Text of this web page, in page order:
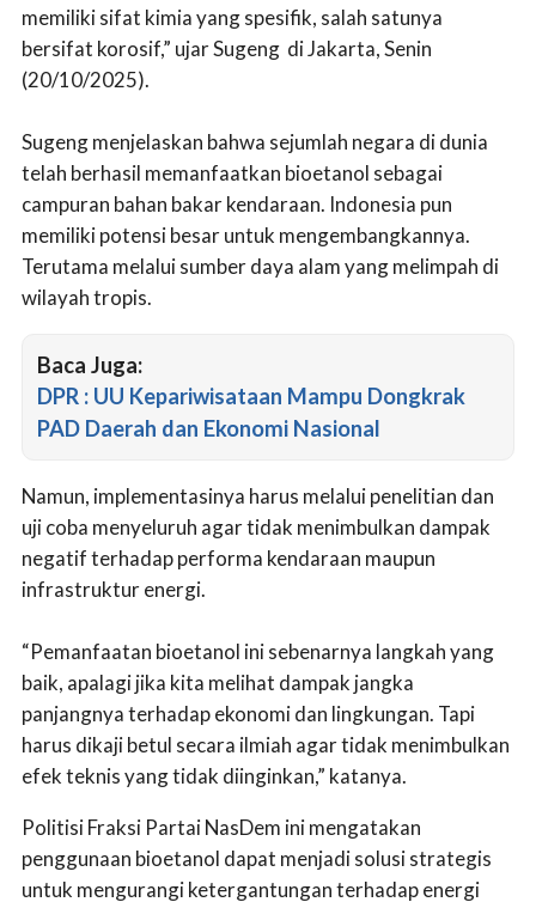
memiliki sifat kimia yang spesifik, salah satunya
bersifat korosif,” ujar Sugeng di Jakarta, Senin
(20/10/2025).
Sugeng menjelaskan bahwa sejumlah negara di dunia
telah berhasil memanfaatkan bioetanol sebagai
campuran bahan bakar kendaraan. Indonesia pun
memiliki potensi besar untuk mengembangkannya.
Terutama melalui sumber daya alam yang melimpah di
wilayah tropis.
Baca Juga:
DPR : UU Kepariwisataan Mampu Dongkrak
PAD Daerah dan Ekonomi Nasional
Namun, implementasinya harus melalui penelitian dan
uji coba menyeluruh agar tidak menimbulkan dampak
negatif terhadap performa kendaraan maupun
infrastruktur energi.
“Pemanfaatan bioetanol ini sebenarnya langkah yang
baik, apalagi jika kita melihat dampak jangka
panjangnya terhadap ekonomi dan lingkungan. Tapi
harus dikaji betul secara ilmiah agar tidak menimbulkan
efek teknis yang tidak diinginkan,” katanya.
Politisi Fraksi Partai NasDem ini mengatakan
penggunaan bioetanol dapat menjadi solusi strategis
untuk mengurangi ketergantungan terhadap energi